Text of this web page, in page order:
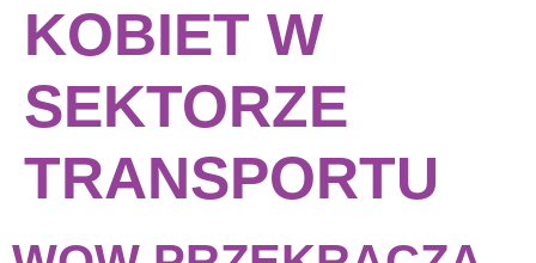
KOBIET W
SEKTORZE
TRANSPORTU